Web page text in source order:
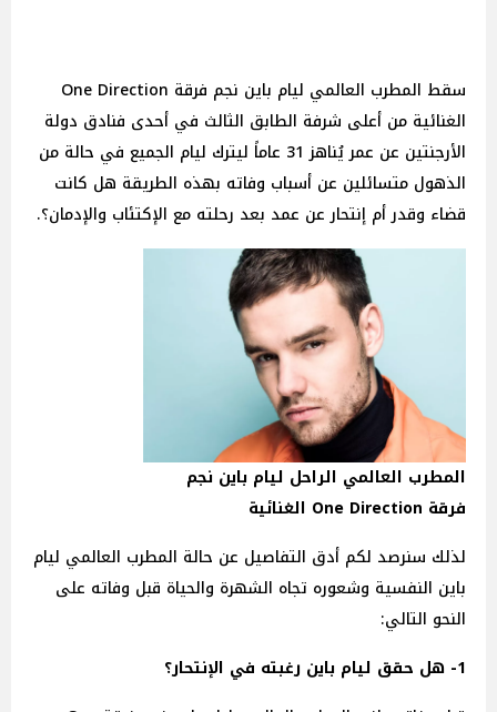
سقط المطرب العالمي ليام باين نجم فرقة One Direction
الغنائية من أعلى شرفة الطابق الثالث في أحدى فنادق دولة
الأرجنتين عن عمر يُناهز 31 عاماً ليترك ليام الجميع في حالة من
الذهول متسائلين عن أسباب وفاته بهذه الطريقة هل كانت
قضاء وقدر أم إنتحار عن عمد بعد رحلته مع الإكتئاب والإدمان؟.
المطرب العالمي الراحل ليام باين نجم
فرقة One Direction الغنائية
لذلك سنرصد لكم أدق التفاصيل عن حالة المطرب العالمي ليام
باين النفسية وشعوره تجاه الشهرة والحياة قبل وفاته على
النحو التالي:
1- هل حقق ليام باين رغبته في الإنتحار؟